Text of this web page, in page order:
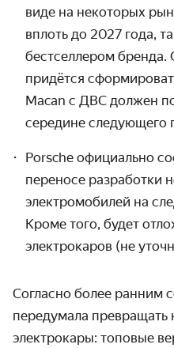
виде на некоторых
вплоть до 2027 года,
бестселлером бренда.
придётся
Macan с ДВС должен
середине следующего
Porsche официально
переносе разработки
электромобилей на
Кроме того, будет
электрокаров (не
Согласно более ранним
передумала превращать
электрокары: топовые